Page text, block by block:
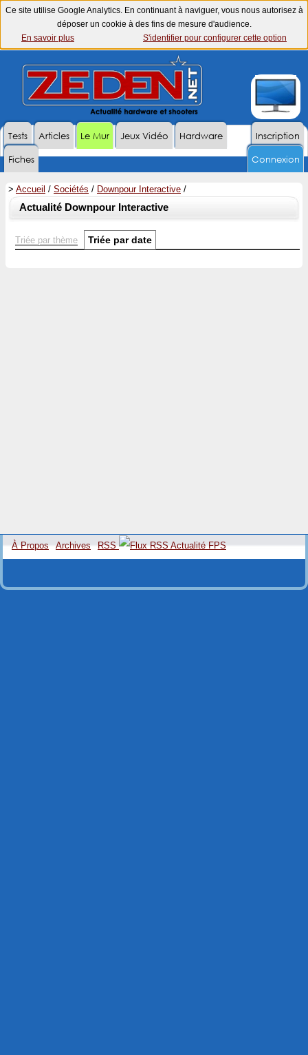
Ce site utilise Google Analytics. En continuant à naviguer, vous nous autorisez à
déposer un cookie à des fins de mesure d'audience.
En savoir plus
S'identifier pour configurer cette option
Inscription
Tests Articles Le Mur Jeux Vidéo
Hardware
Fiches
Connexion
> Accueil / Sociétés / Downpour Interactive /
Actualité Downpour Interactive
Triée par thème Triée par date
À Propos Archives RSS